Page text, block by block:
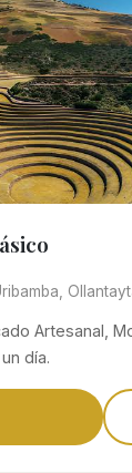
Artesanal,
día.